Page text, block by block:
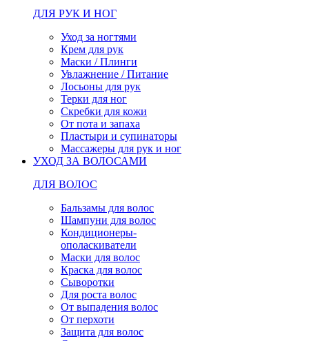
ДЛЯ РУК И НОГ
Уход за ногтями
Крем для рук
Маски / Плинги
Увлажнение / Питание
Лосьоны для рук
Терки для ног
Скребки для кожи
От пота и запаха
Пластыри и супинаторы
Массажеры для рук и ног
УХОД ЗА ВОЛОСАМИ
ДЛЯ ВОЛОС
Бальзамы для волос
Шампуни для волос
Кондиционеры-
ополаскиватели
Маски для волос
Краска для волос
Сыворотки
Для роста волос
От выпадения волос
От перхоти
Защита для волос